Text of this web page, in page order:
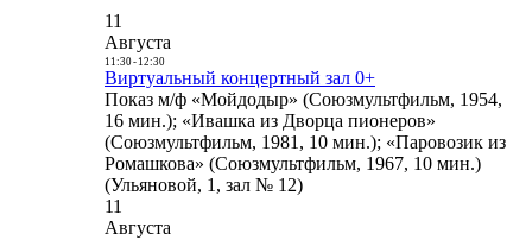
11
Августа
11:30- 12:30
Виртуальный концертный зал 0+
Показ м/ф «Мойдодыр» (Союзмультфильм, 1954,
16 мин.); «Ивашка из Дворца пионеров»
(Союзмультфильм, 1981, 10 мин.); «Паровозик из
Ромашкова» (Союзмультфильм, 1967, 10 мин.)
(Ульяновой, 1, зал № 12)
11
Августа